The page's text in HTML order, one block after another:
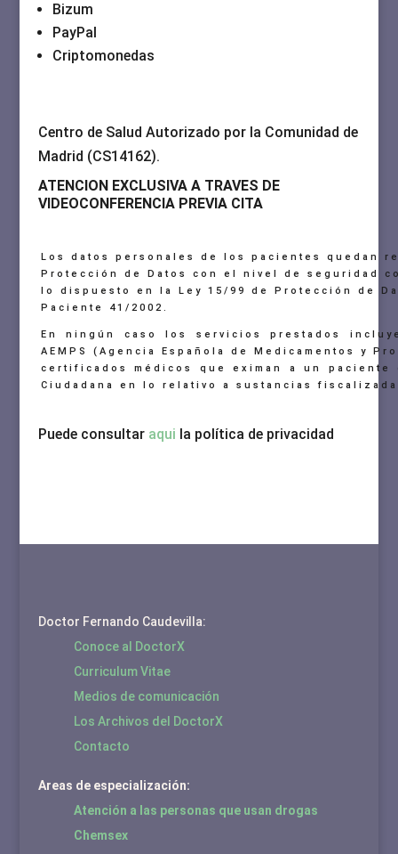
Bizum
PayPal
Criptomonedas
Centro de Salud Autorizado por la Comunidad de
Madrid (CS14162).
ATENCION EXCLUSIVA A TRAVES DE
VIDEOCONFERENCIA PREVIA CITA
Los datos personales de los pacientes quedan
Protección de Datos con el nivel de seguridad
lo dispuesto en la Ley 15/99 de Protección de
Paciente 41/2002.
En ningún caso los servicios prestados
AEMPS (Agencia Española de Medicamentos y
certificados médicos que eximan a un
Ciudadana en lo relativo a sustancias
Puede consultar aqui la política de privacidad
Doctor Fernando Caudevilla:
Conoce al DoctorX
Curriculum Vitae
Medios de comunicación
Los Archivos del DoctorX
Contacto
Areas de especialización:
Atención a las personas que usan drogas
Chemsex